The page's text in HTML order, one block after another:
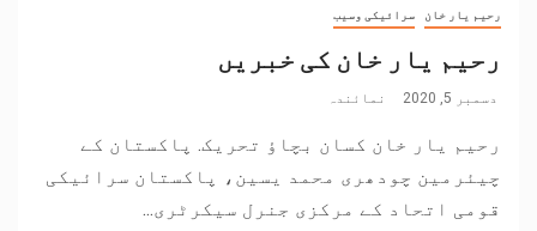
رحیم یار خان سرائیکی وسیب
رحیم یار خان کی خبریں
دسمبر 5, 2020 نمائندہ
رحیم یار خان کسان بچاؤ تحریک. پاکستان کے
چیئرمین چودھری محمد یسین، پاکستان سرائیکی
قومی اتحاد کے مرکزی جنرل سیکرٹری...